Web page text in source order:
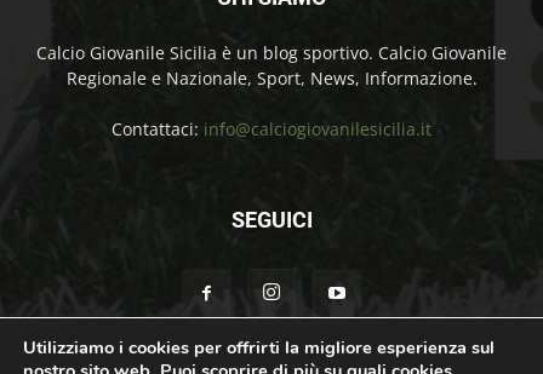
Calcio Giovanile Sicilia è un blog sportivo. Calcio Giovanile
Regionale e Nazionale, Sport, News, Informazione.
Contattaci: info@calciogiovanilesicilia.it
SEGUICI
Utilizziamo i cookies per offrirti la migliore esperienza sul